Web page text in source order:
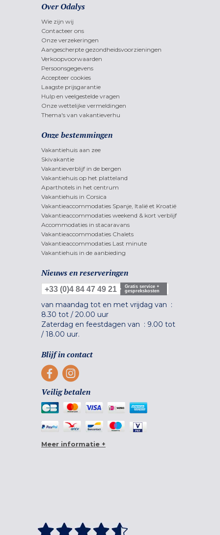
Over Odalys
Wie zijn wij
Contacteer ons
Onze verzekeringen
Aangescherpte gezondheidsvoorzieningen
Verkoopvoorwaarden
Persoonsgegevens
Accepteer cookies
Laagste prijsgarantie
Hulp en veelgestelde vragen
Onze wettelijke vermeldingen
Thema's van vakantieverhu
Onze bestemmingen
Vakantiehuis aan zee
Skivakantie
Vakantieverblijf in de bergen
Vakantiehuis op het platteland
Aparthotels in het centrum
Vakantiehuis in Corsica
Vakantieaccommodaties Spanje, Italië et Kroatië
Vakantieaccommodaties weekend & kort verblijf
Accommodaties in stacaravans
Vakantieaccommodaties Chalets
Vakantieaccommodaties Last minute
Vakantiehuis in de aanbieding
Nieuws en reserveringen
+33 (0)4 84 47 49 21
Gratis service +
gesprekskosten
van maandag tot en met vrijdag van :
8.30 tot / 20.00 uur
Zaterdag en feestdagen van : 9.00 tot
/ 18.00 uur.
Blijf in contact
Veilig betalen
Meer informatie +